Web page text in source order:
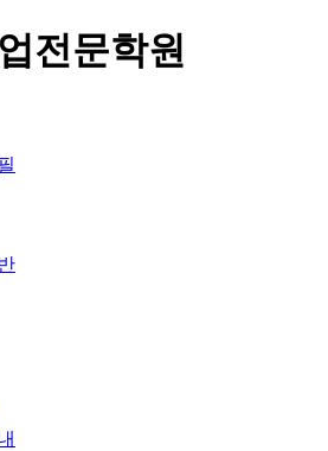
전문학원